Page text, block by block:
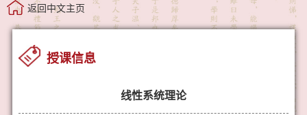
返回中文主页
授课信息
线性系统理论